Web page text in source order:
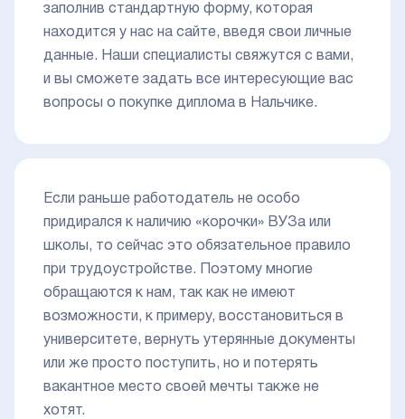
заполнив стандартную форму, которая
находится у нас на сайте, введя свои личные
данные. Наши специалисты свяжутся с вами,
и вы сможете задать все интересующие вас
вопросы о покупке диплома в Нальчике.
Если раньше работодатель не особо
придирался к наличию «корочки» ВУЗа или
школы, то сейчас это обязательное правило
при трудоустройстве. Поэтому многие
обращаются к нам, так как не имеют
возможности, к примеру, восстановиться в
университете, вернуть утерянные документы
или же просто поступить, но и потерять
вакантное место своей мечты также не
хотят.